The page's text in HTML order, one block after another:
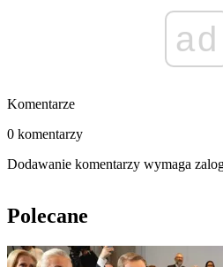
ad
Komentarze
0 komentarzy
Dodawanie komentarzy wymaga
Polecane